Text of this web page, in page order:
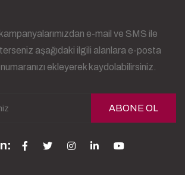
e-mail ve SMS ile
aşağıdaki ilgili alanlara e-posta
ekleyerek kaydolabilirsiniz.
ABONE OL